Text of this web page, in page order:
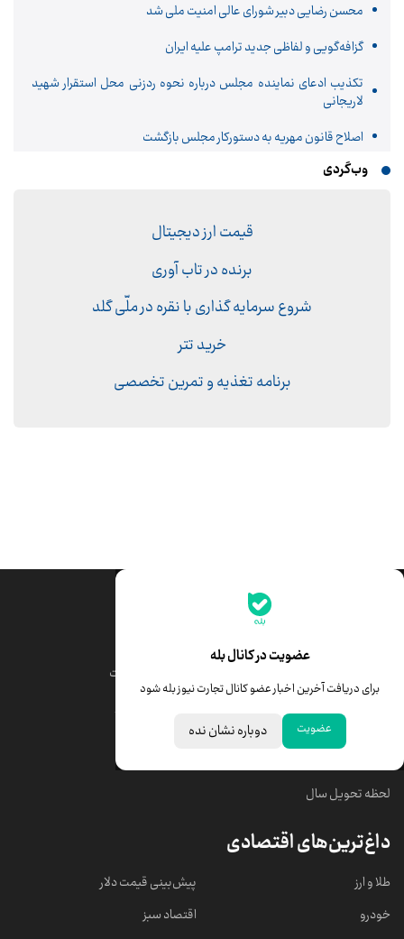
محسن رضایی دبیر شورای عالی امنیت ملی شد
گزافه‌گویی و لفاظی جدید ترامپ علیه ایران
تکذیب ادعای نماینده مجلس درباره نحوه ردزنی محل استقرار شهید
لاریجانی
اصلاح قانون مهریه به دستورکار مجلس بازگشت
وب‌گردی
قیمت ارز دیجیتال
برنده در تاب آوری
شروع سرمایه گذاری با نقره در ملّی گلد
خرید تتر
برنامه تغذیه و تمرین تخصصی
عضویت در کانال بله
برای دریافت آخرین اخبار عضو کانال تجارت نیوز بله شود
عضویت دوباره نشان نده
جدیدترین قیمت‌ها
قیمت درهم امارات
خبرهای مهم
لحظه تحویل سال
داغ‌ترین‌های اقتصادی
طلا و ارز
خودرو
پیش‌بینی قیمت دلار
اقتصاد سبز